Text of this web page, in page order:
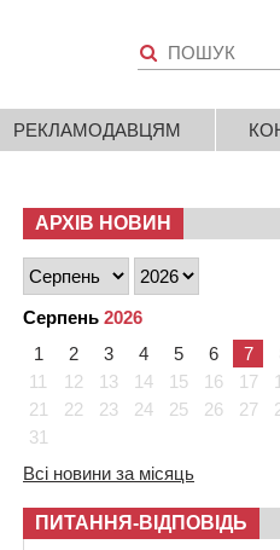
РЕКЛАМОДАВЦЯМ
АРХІВ НОВИН
Серпень 2026
1
2 3 4 5 6 7
11
12 13 14 15 16 17
21
22 23 24 25 26 27
31
Всі новини за місяць
ПИТАННЯ-ВІДПОВІДЬ